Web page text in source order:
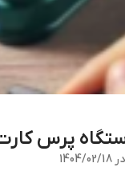
پرس
1404/02/18